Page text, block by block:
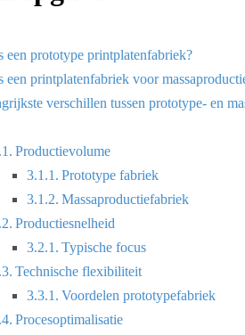
een prototype printplatenfabriek?
een printplatenfabriek voor
verschillen tussen prototype- en
Productievolume
Prototype fabriek
Massaproductiefabriek
Productiesnelheid
Typische focus
Technische flexibiliteit
Voordelen prototypefabriek
Procesoptimalisatie